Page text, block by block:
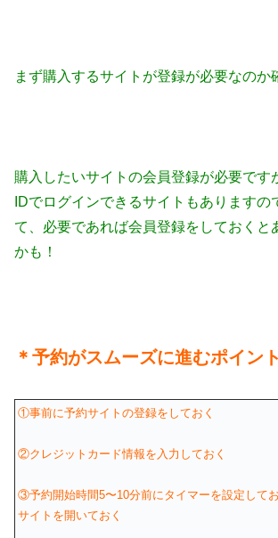
まず購入するサイトが登録が必要なのか
購入したいサイトの会員登録が必要です
IDでログインできるサイトもありますの
て、必要であれば会員登録をしておくと
かも！
＊予約がスムーズに進むポイン
①事前に予約サイトの登録をしておく
②クレジットカード情報を入力しておく
③予約開始時間5〜10分前にタイマーを設定してお
サイトを開いておく